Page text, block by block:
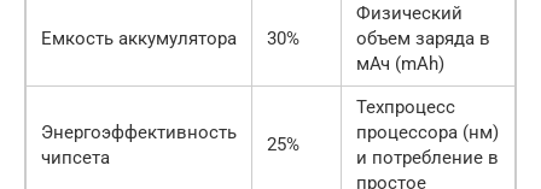
Емкость аккумулятора 30%
Физический
объем заряда в
мАч (mAh)
Энергоэффективность
чипсета
25%
Техпроцесс
процессора (нм)
и потребление в
простое